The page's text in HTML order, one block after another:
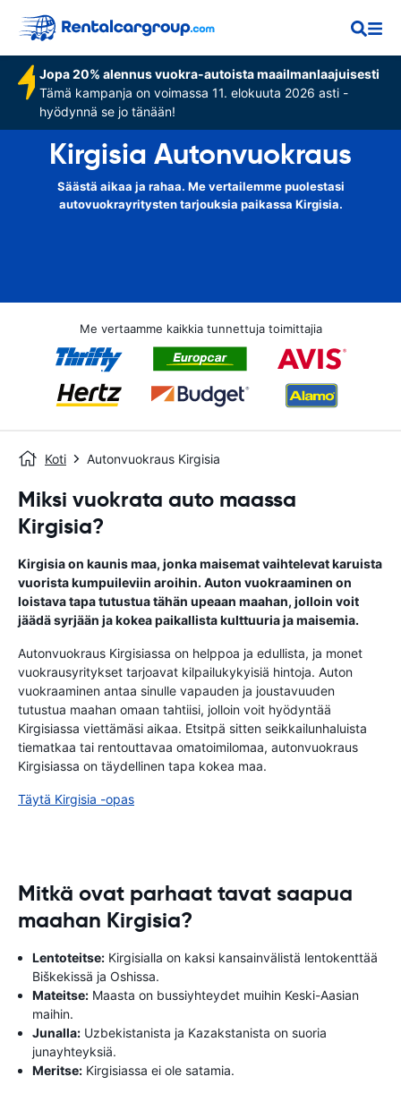
Jopa 20% alennus vuokra-autoista maailmanlaajuisesti
Tämä kampanja on voimassa 11. elokuuta 2026 asti -
hyödynnä se jo tänään!
Kirgisia Autonvuokraus
Säästä aikaa ja rahaa. Me vertailemme puolestasi
autovuokrayritysten tarjouksia paikassa Kirgisia.
Me vertaamme kaikkia tunnettuja toimittajia
Koti Autonvuokraus Kirgisia
Miksi vuokrata auto maassa
Kirgisia?
Kirgisia on kaunis maa, jonka maisemat vaihtelevat karuista
vuorista kumpuileviin aroihin. Auton vuokraaminen on
loistava tapa tutustua tähän upeaan maahan, jolloin voit
jäädä syrjään ja kokea paikallista kulttuuria ja maisemia.
Autonvuokraus Kirgisiassa on helppoa ja edullista, ja monet
vuokrausyritykset tarjoavat kilpailukykyisiä hintoja. Auton
vuokraaminen antaa sinulle vapauden ja joustavuuden
tutustua maahan omaan tahtiisi, jolloin voit hyödyntää
Kirgisiassa viettämäsi aikaa. Etsitpä sitten seikkailunhaluista
tiematkaa tai rentouttavaa omatoimilomaa, autonvuokraus
Kirgisiassa on täydellinen tapa kokea maa.
Täytä Kirgisia -opas
Mitkä ovat parhaat tavat saapua
maahan Kirgisia?
Lentoteitse: Kirgisialla on kaksi kansainvälistä lentokenttää
Biškekissä ja Oshissa.
Mateitse: Maasta on bussiyhteydet muihin Keski-Aasian
maihin.
Junalla: Uzbekistanista ja Kazakstanista on suoria
junayhteyksiä.
Meritse: Kirgisiassa ei ole satamia.